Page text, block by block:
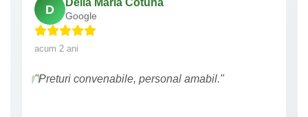
D Google
acum 2 ani
"Preturi convenabile, personal amabil."